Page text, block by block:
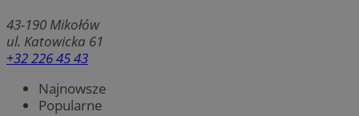
43-190 Mikołów
ul. Katowicka 61
+32 226 45 43
Najnowsze
Popularne